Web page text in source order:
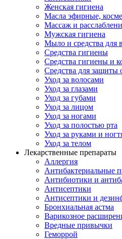
Женская гигиена
Масла эфирные,
Массаж и
Мужская гигиена
Мыло и средства для
Средства гигиены
Средства гигиены и
Средства для защиты
Уход за волосами
Уход за глазами
Уход за губами
Уход за лицом
Уход за ногами
Уход за полостью рта
Уход за руками и
Уход за телом
Лекарственные препараты
Аллергия
Антибактериальные
Антибиотики и
Антисептики
Антисептики и
Бронхиальная астма
Варикозное
Вредные привычки
Геморрой